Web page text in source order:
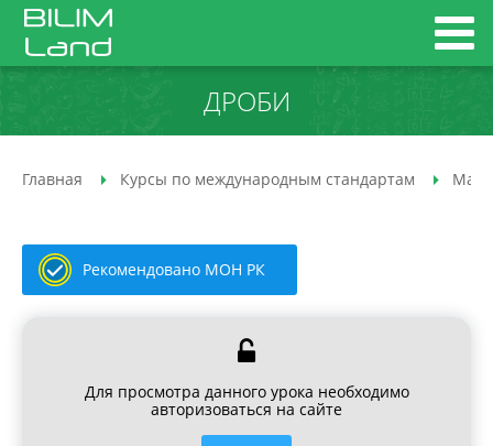
ДРОБИ
Главная Курсы по международным стандартам
Рекомендовано МОН РК
Для просмотра данного урока необходимо
авторизоваться на сайте